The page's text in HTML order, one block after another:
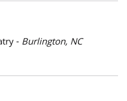
- Burlington, NC